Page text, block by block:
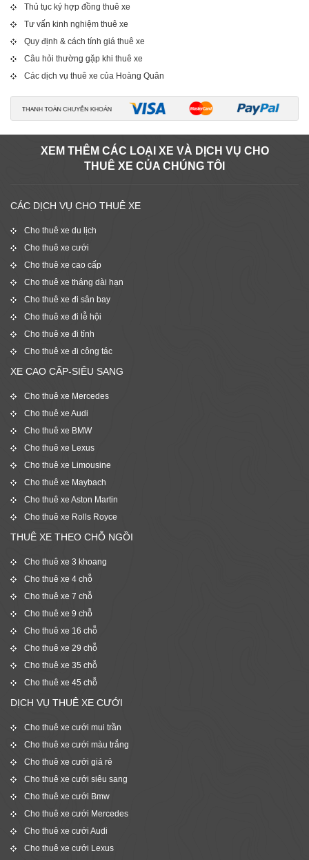
Thủ tục ký hợp đồng thuê xe
Tư vấn kinh nghiệm thuê xe
Quy định & cách tính giá thuê xe
Câu hỏi thường gặp khi thuê xe
Các dịch vụ thuê xe của Hoàng Quân
XEM THÊM CÁC LOẠI XE VÀ DỊCH VỤ CHO
THUÊ XE CỦA CHÚNG TÔI
CÁC DỊCH VỤ CHO THUÊ XE
Cho thuê xe du lịch
Cho thuê xe cưới
Cho thuê xe cao cấp
Cho thuê xe tháng dài hạn
Cho thuê xe đi sân bay
Cho thuê xe đi lễ hội
Cho thuê xe đi tỉnh
Cho thuê xe đi công tác
XE CAO CẤP-SIÊU SANG
Cho thuê xe Mercedes
Cho thuê xe Audi
Cho thuê xe BMW
Cho thuê xe Lexus
Cho thuê xe Limousine
Cho thuê xe Maybach
Cho thuê xe Aston Martin
Cho thuê xe Rolls Royce
THUÊ XE THEO CHỖ NGỒI
Cho thuê xe 3 khoang
Cho thuê xe 4 chỗ
Cho thuê xe 7 chỗ
Cho thuê xe 9 chỗ
Cho thuê xe 16 chỗ
Cho thuê xe 29 chỗ
Cho thuê xe 35 chỗ
Cho thuê xe 45 chỗ
DỊCH VỤ THUÊ XE CƯỚI
Cho thuê xe cưới mui trần
Cho thuê xe cưới màu trắng
Cho thuê xe cưới giá rẻ
Cho thuê xe cưới siêu sang
Cho thuê xe cưới Bmw
Cho thuê xe cưới Mercedes
Cho thuê xe cưới Audi
Cho thuê xe cưới Lexus